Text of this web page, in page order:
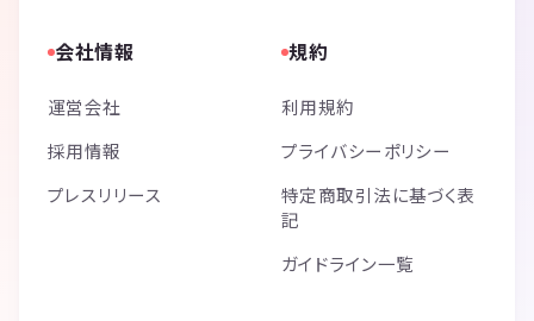
会社情報
運営会社
採用情報
プレスリリース
規約
利用規約
プライバシーポリシー
特定商取引法に基づく表
記
ガイドライン一覧